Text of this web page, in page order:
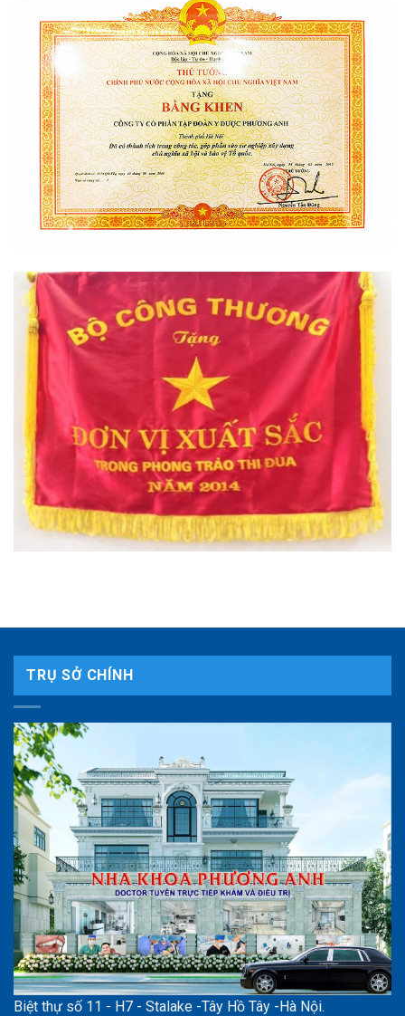
TRỤ SỞ CHÍNH
Biệt thự số 11 - H7 - Stalake -Tây Hồ Tây -Hà Nội.